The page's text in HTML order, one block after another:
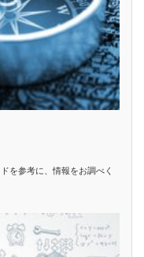
を参考に、情報をお調べく